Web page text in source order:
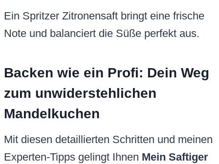
Ein Spritzer Zitronensaft bringt eine frische
Note und balanciert die Süße perfekt aus.
Backen wie ein Profi: Dein Weg
zum unwiderstehlichen
Mandelkuchen
Mit diesen detaillierten Schritten und meinen
Experten-Tipps gelingt Ihnen Mein Saftiger